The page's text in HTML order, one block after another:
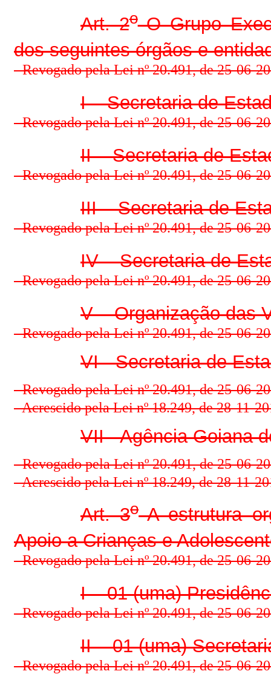
Art. 2oO Grupo
dos seguintes órgãos e
- Revogado pela Lei nº 20.491, de 25-06-
I – Secretaria de
- Revogado pela Lei nº 20.491, de 25-06-
II – Secretaria de
- Revogado pela Lei nº 20.491, de 25-06-
III – Secretaria de
- Revogado pela Lei nº 20.491, de 25-06-
IV – Secretaria de
- Revogado pela Lei nº 20.491, de 25-06-
V – Organização das
- Revogado pela Lei nº 20.491, de 25-06-
VI - Secretaria de
- Revogado pela Lei nº 20.491, de 25-06-
-Acrescido pela Lei nº 18.249, de 28-11-
VII - Agência Goiana
- Revogado pela Lei nº 20.491, de 25-06-
-Acrescido pela Lei nº 18.249, de 28-11-
Art. 3oA estrutura
Apoio a Crianças e
- Revogado pela Lei nº 20.491, de 25-06-
I – 01 (uma)
- Revogado pela Lei nº 20.491, de 25-06-
II – 01 (uma)
- Revogado pela Lei nº 20.491, de 25-06-